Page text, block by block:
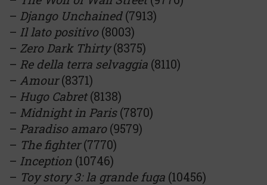
– Django Unchained(7913)
– Il lato positivo(8003)
– Zero Dark Thirty(8375)
– Re della terra selvaggia (8110)
– Amour(8371)
– Hugo Cabret(8138)
– Midnight in Paris(7870)
– Paradiso amaro(9579)
– The fighter(7770)
– Inception (10746)
– Toy story 3: la grande fuga (10456)